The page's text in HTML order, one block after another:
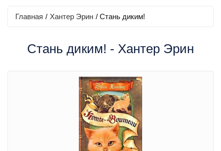
Главная / Хантер Эрин / Стань диким!
Стань диким! - Хантер Эрин